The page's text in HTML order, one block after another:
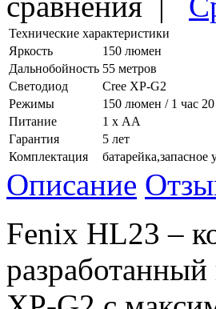
Технические характеристики
Яркость
150 люмен
Дальнобойность 55 метров
Светодиод
Cree XP-G2
Режимы
150 люмен / 1 час
Питание
1 х АА
Гарантия
5 лет
Комплектация
Описание
Fenix HL23 –
разработанный